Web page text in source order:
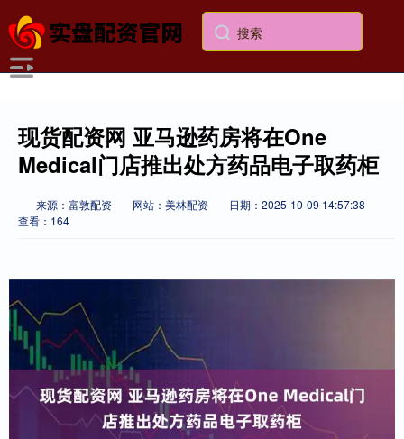
现货配资网 亚马逊药房将在One
Medical门店推出处方药品电子取药柜
来源：富敦配资 网站：美林配资
日期：2025-10-09 14:57:38
查看：164